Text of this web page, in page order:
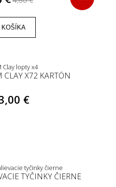
KOŠÍKA
CLAY X72 KARTÓN
€
TYČINKY ČIERNE